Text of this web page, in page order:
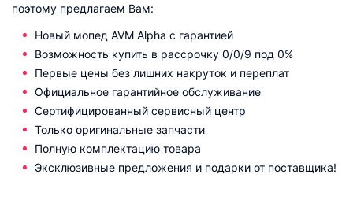
поэтому предлагаем Вам:
Новый мопед AVM Alpha с гарантией
Возможность купить в рассрочку 0/0/9 под 0%
Первые цены без лишних накруток и переплат
Официальное гарантийное обслуживание
Сертифицированный сервисный центр
Только оригинальные запчасти
Полную комплектацию товара
Эксклюзивные предложения и подарки от поставщика!